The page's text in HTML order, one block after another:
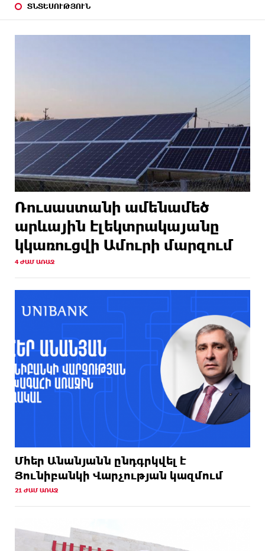
ՏՆՏԵՍՈՒԹՅՈՒՆ
Ռուսաստանի ամենամեծ
արևային էլեկտրակայանը
կկառուցվի Ամուրի մարզում
4 ԺԱՄ ԱՌԱՋ
Մհեր Անանյանն ընդգրկվել է
Յունիբանկի Վարչության կազմում
21 ԺԱՄ ԱՌԱՋ